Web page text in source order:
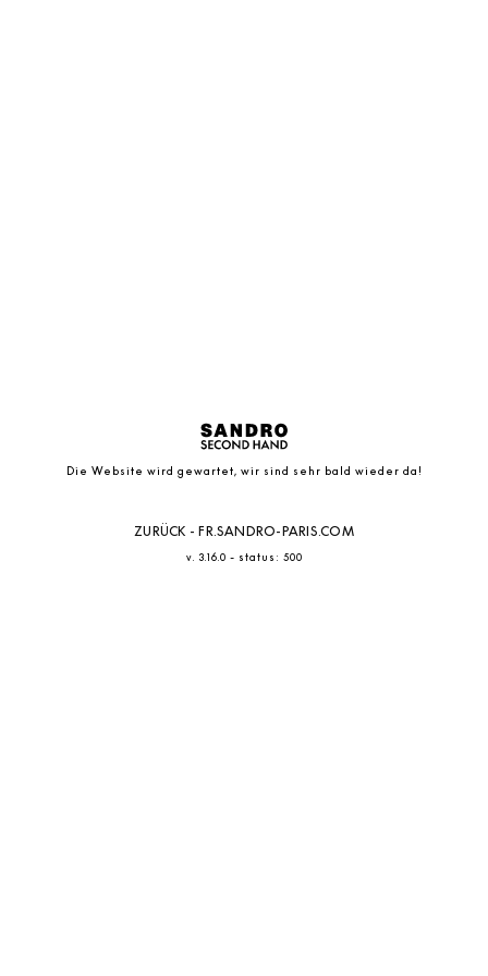
Die Website wird gewartet, wir sind sehr bald wieder da!
ZURÜCK - FR.SANDRO-PARIS.COM
v. 3.16.0 - status: 500